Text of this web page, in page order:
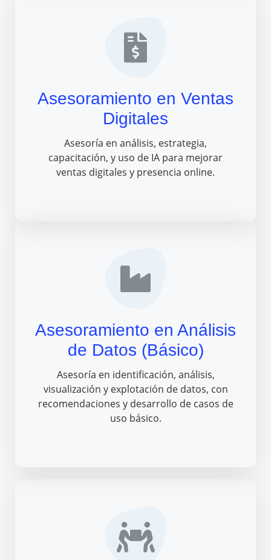
Asesoramiento en Ventas
Digitales
Asesoría en análisis, estrategia,
capacitación, y uso de IA para mejorar
ventas digitales y presencia online.
Asesoramiento en Análisis
de Datos (Básico)
Asesoría en identificación, análisis,
visualización y explotación de datos, con
recomendaciones y desarrollo de casos de
uso básico.